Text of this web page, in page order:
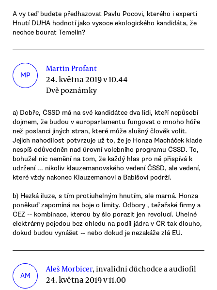
A vy teď budete předhazovat Pavlu Pocovi, kterého i experti
Hnutí DUHA hodnotí jako vysoce ekologického kandidáta, že
nechce bourat Temelín?
MP
Martin Profant
24. května 2019 v 10.44
Dvě poznámky
a) Dobře, ČSSD má na své kandidátce dva lidi, kteří nepůsobí
dojmem, že budou v europarlamentu fungovat o mnoho hůře
než poslanci jiných stran, které může slušný člověk volit.
Jejich nahodilost potvrzuje už to, že je Honza Macháček klade
nespíš odůvodněn nad úrovní volebního programu ČSSD. To,
bohužel nic nemění na tom, že každý hlas pro ně přispívá k
udržení ... nikoliv klauzemanovského vedení ČSSD, ale vedení,
které vždy nakonec Klauzemanovi a Babišovi podrží.
b) Hezká iluze, s tím protiuhelným hnutím, ale marná. Honza
poněkuď zapomíná na boje o limity. Odbory , težařské firmy a
ČEZ -- kombinace, kterou by šlo porazit jen revolucí. Uhelné
elektrárny pojedou bez ohledu na podíl jádra v ČR tak dlouho,
dokud budou vynášet -- nebo dokud je nezakáže zlá EU.
AM
Aleš Morbicer, invalidní důchodce a audiofil
24. května 2019 v 11.00